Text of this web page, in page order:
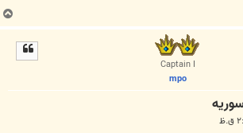
ب
ا
Captain I
mpo